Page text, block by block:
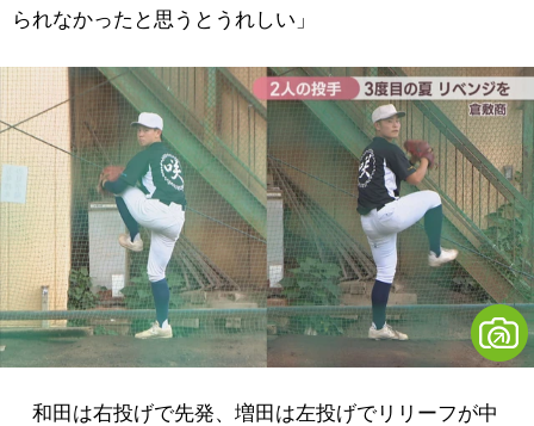
られなかったと思うとうれしい」
和田は右投げで先発、増田は左投げでリリーフが中